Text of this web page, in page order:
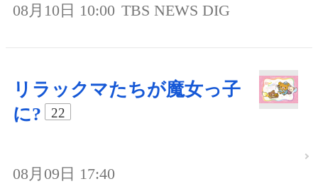
08月10日 10:00 TBS NEWS DIG
リラックマたちが魔女っ子
に?
22
08月09日 17:40